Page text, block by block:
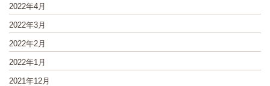
2022年4月
2022年3月
2022年2月
2022年1月
2021年12月